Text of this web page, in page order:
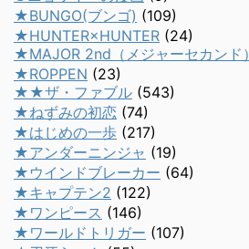
★BUNGO(ブンゴ) (109)
★HUNTER×HUNTER (24)
★MAJOR 2nd（メジャーセカンド）
★ROPPEN (23)
★★ザ・ファブル (543)
★ねずみの初恋 (74)
★はじめの一歩 (217)
★アンダーニンジャ (19)
★ウインドブレーカー (64)
★キャプテン2 (122)
★ワンピース (146)
★ワールドトリガー (107)